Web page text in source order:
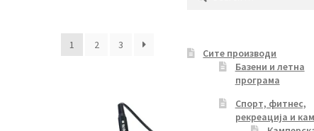
1 2 3
Сите производи
Базени и летна
програма
Спорт, фитнес,
рекреација и